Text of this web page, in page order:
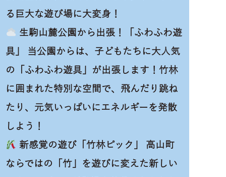
る巨大な遊び場に大変身！
生駒山麓公園から出張！「ふわふわ遊
具」 当公園からは、子どもたちに大人気
の「ふわふわ遊具」が出張します！竹林
に囲まれた特別な空間で、飛んだり跳ね
たり、元気いっぱいにエネルギーを発散
しよう！
新感覚の遊び「竹林ピック」 高山町
ならではの「竹」を遊びに変えた新しい